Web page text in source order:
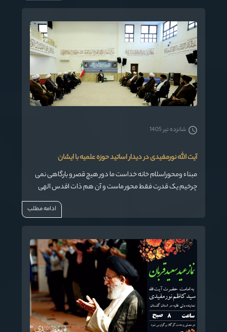
آیت الله نورمفیدی در دیدار اساتید حوزه علمیه با ایشان
مبناء ومحوراسلام خانه خداست ما دور هیچ قصر و بارگاهی نمی
چرخیم یک قدرت فقط محور ماست و آن هم ذات اقدس الهی
شانزده تیر 1405
ادامه مطلب